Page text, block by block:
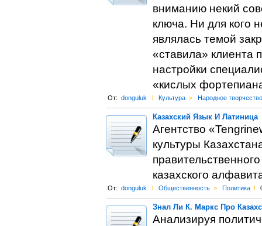
вниманию некий
ключа. Ни для кого
являлась темой
«ставила» клиента
настройки
«кислых
От: donguluk l Культура > Народное творчество
Казахский Язык И Латиница
Агентство
культуры
казахского
От: donguluk l Общественность > Политика l
Знал Ли К. Маркс Про
Анализируя